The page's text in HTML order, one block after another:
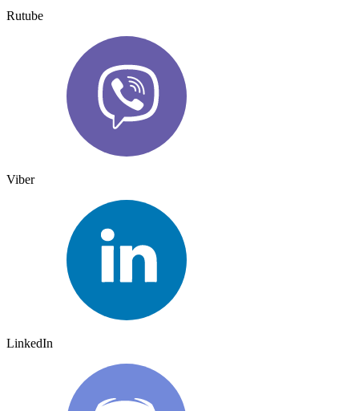
Rutube
Viber
LinkedIn